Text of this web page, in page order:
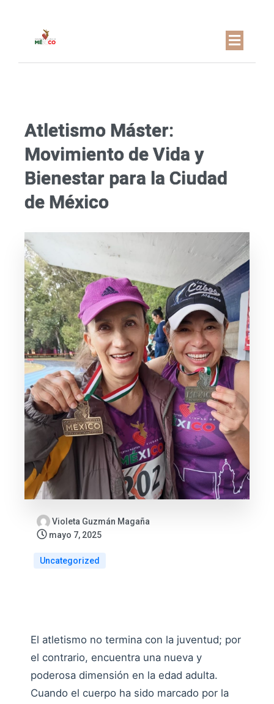
Atletismo Máster:
Movimiento de Vida y
Bienestar para la Ciudad
de México
Violeta Guzmán Magaña
mayo 7, 2025
Uncategorized
El atletismo no termina con la juventud; por
el contrario, encuentra una nueva y
poderosa dimensión en la edad adulta.
Cuando el cuerpo ha sido marcado por la